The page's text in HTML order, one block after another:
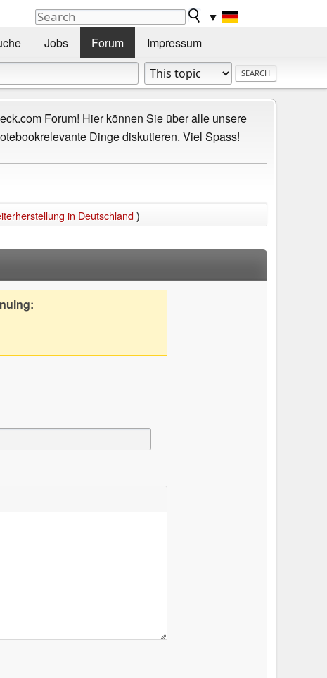
▼
Jobs Forum Impressum
Forum! Hier können Sie über alle unsere
Dinge diskutieren. Viel Spass!
in Deutschland )